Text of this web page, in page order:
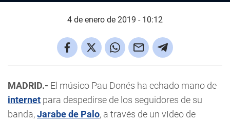
4 de enero de 2019 - 10:12
MADRID.- El músico Pau Donés ha echado mano de
internet para despedirse de los seguidores de su
banda,Jarabe de Palo, a través de un vIdeo de